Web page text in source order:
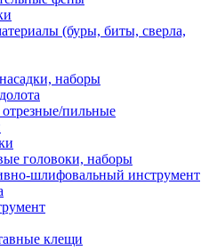
(буры, биты, сверла,
наборы
пильные
головоки, наборы
шлифовальный инструмент
клещи